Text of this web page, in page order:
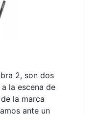
2, son dos
la escena de
la marca
ante un